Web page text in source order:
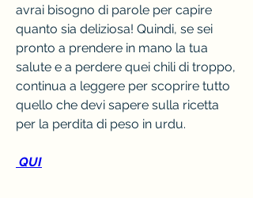
avrai bisogno di parole per capire
quanto sia deliziosa! Quindi, se sei
pronto a prendere in mano la tua
salute e a perdere quei chili di troppo,
continua a leggere per scoprire tutto
quello che devi sapere sulla ricetta
per la perdita di peso in urdu.
QUI